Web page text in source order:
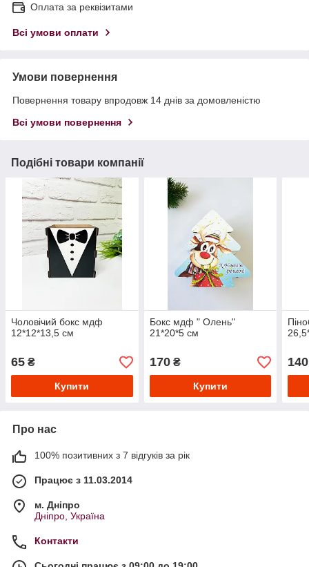
Оплата за реквізитами
Всі умови оплати
Умови повернення
Повернення товару впродовж 14 днів за домовленістю
Всі умови повернення
Подібні товари компанії
Чоловічий бокс мдф
12*12*13,5 см
65 ₴
Купити
Бокс мдф " Олень"
21*20*5 см
170₴
Купити
140
Про нас
100% позитивних з 7 відгуків за рік
Працює з 11.03.2014
м. Дніпро
Дніпро, Україна
Контакти